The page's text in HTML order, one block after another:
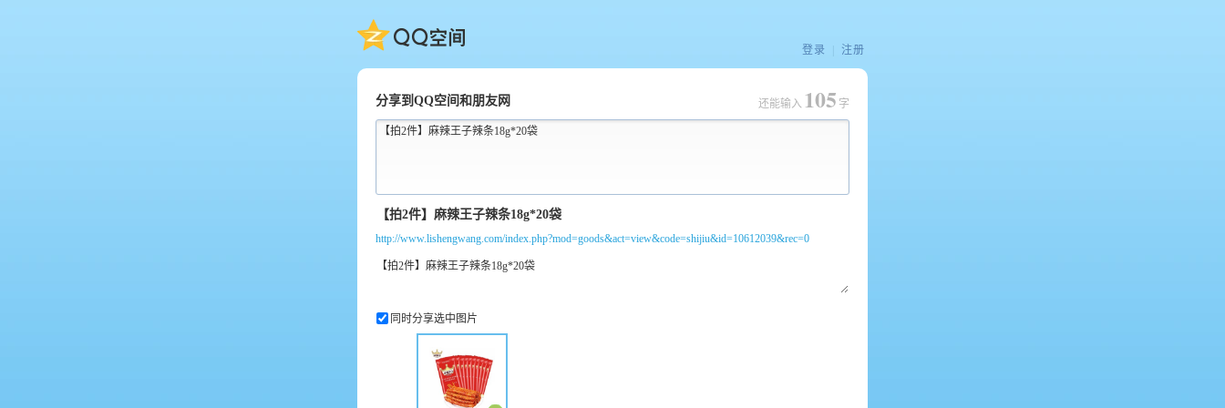
QQ空间
登录 注册
分享到QQ空间和朋友网
【拍2件】麻辣王子辣条18g*20袋
还能输入 105 字
http://www.lishengwang.com/index.php?mod=goods&act=view&code=shijiu&id=10612039&rec=0
同时分享选中图片